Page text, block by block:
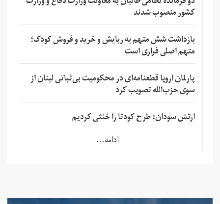
کشور منصوب شدند
بازداشت شش متهم به ربایش و خرید و فروش کودک؛
متهم اصلی فراری است
پارلمان اروپا قطعنامه‌ای در محکومیت بی‌ثباتی لبنان از
سوی حزب‌الله تصویب کرد
ارتش سودان: طرح کودتا را خنثی کردیم
ادامه...